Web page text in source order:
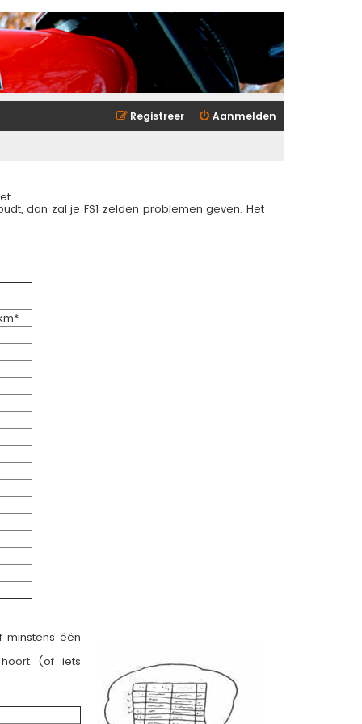
Aanmelden
Registreer
dan zal je FS1 zelden problemen geven. Het
minstens één
(of iets